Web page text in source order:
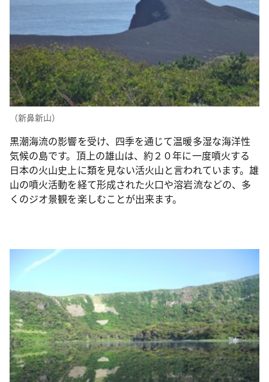
（新鼻新山）
黒潮海流の影響を受け、四季を通じて温暖多湿な海洋性
気候の島です。頂上の雄山は、約２０年に一度噴火する
日本の火山史上に類を見ない活火山と言われています。雄
山の噴火活動を経て形成された火口や溶岩流などの、多
くのジオ景観を楽しむことが出来ます。